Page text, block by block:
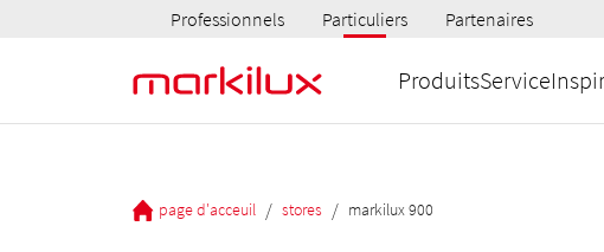
Professionnels Particuliers Partenaires
ProduitsService
page d'acceuil / stores / markilux 900